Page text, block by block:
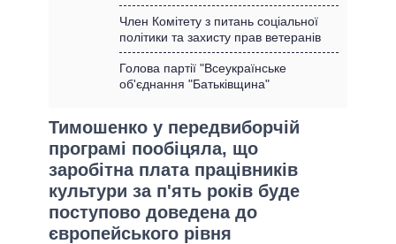
ГОЛОВИ ОБЛАДМІНІСТРАЦІЙ
МЕРИ МІСТ
ВСІ ПЕРСОНИ
ПОРІВНЯННЯ ПОЛІТИКІВ
Член Комітету з питань соціальної
політики та захисту прав ветеранів
Голова партії "Всеукраїнське
об'єднання "Батьківщина"
Тимошенко у передвиборчій
програмі пообіцяла, що
заробітна плата працівників
культури за п'ять років буде
поступово доведена до
європейського рівня